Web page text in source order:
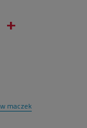
maczek